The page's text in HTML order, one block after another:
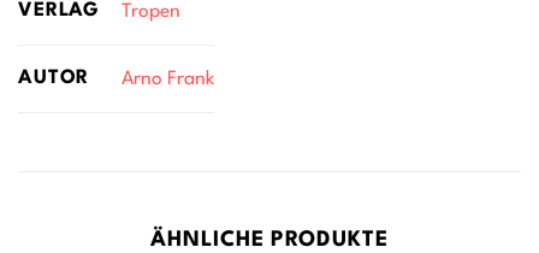
VERLAG Tropen
AUTOR Arno Frank
ÄHNLICHE PRODUKTE